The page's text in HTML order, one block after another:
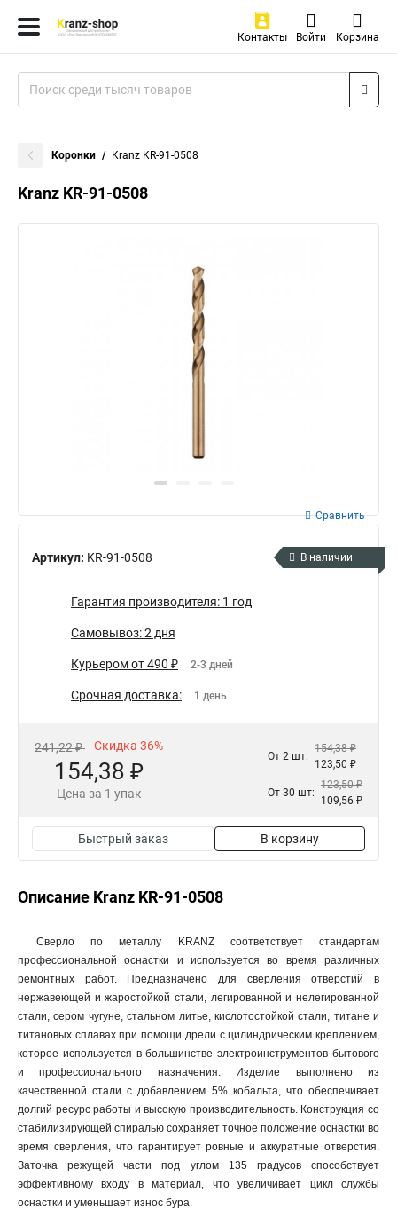
Контакты Войти Корзина
Коронки Kranz KR-91-0508
Kranz KR-91-0508
Артикул: KR-91-0508
Сравнить
В наличии
Гарантия производителя: 1 год
Самовывоз: 2 дня
Курьером от 490 ₽ 2-3 дней
Срочная доставка: 1 день
241,22 ₽ Скидка 36%
154,38 ₽
Цена за 1 упак
От 2 шт:
154,38 ₽
123,50 ₽
От 30 шт:
123,50 ₽
109,56 ₽
Быстрый заказ В корзину
Описание Kranz KR-91-0508
Сверло по металлу KRANZ соответствует стандартам
профессиональной оснастки и используется во время различных
ремонтных работ. Предназначено для сверления отверстий в
нержавеющей и жаростойкой стали, легированной и нелегированной
стали, сером чугуне, стальном литье, кислотостойкой стали, титане и
титановых сплавах при помощи дрели с цилиндрическим креплением,
которое используется в большинстве электроинструментов бытового
и профессионального назначения. Изделие выполнено из
качественной стали с добавлением 5% кобальта, что обеспечивает
долгий ресурс работы и высокую производительность. Конструкция со
стабилизирующей спиралью сохраняет точное положение оснастки во
время сверления, что гарантирует ровные и аккуратные отверстия.
Заточка режущей части под углом 135 градусов способствует
эффективному входу в материал, что увеличивает цикл службы
оснастки и уменьшает износ бура.